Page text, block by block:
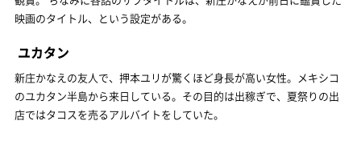
映画のタイトル、という設定がある。
ユカタン
新庄かなえの友人で、押本ユリが驚くほど身長が高い女性。メキシコ
のユカタン半島から来日している。その目的は出稼ぎで、夏祭りの出
店ではタコスを売るアルバイトをしていた。